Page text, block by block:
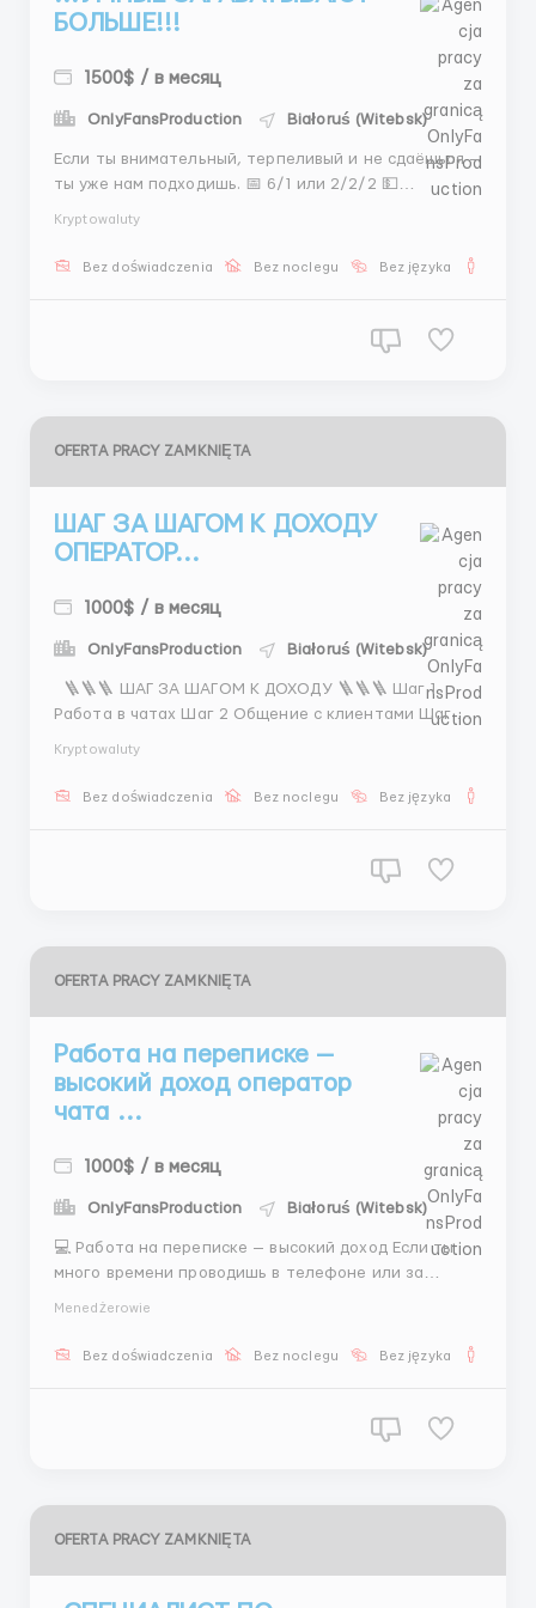
БОЛЬШЕ!!!
1500$ / в месяц
OnlyFansProduction Białoruś (Witebsk)
Если ты внимательный, терпеливый и не сдаёшься —
ты уже нам подходишь. 📅 6/1 или 2/2/2 💵
того стоит 📲 @ViktoriaHR9 ...
Kryptowaluty
Bez doświadczenia Bez noclegu Bez języka
OFERTA PRACY ZAMKNIĘTA
ШАГ ЗА ШАГОМ К ДОХОДУ
ОПЕРАТОР...
1000$ / в месяц
OnlyFansProduction Białoruś (Witebsk)
Работа в чатах Шаг 2 Общение с клиентами Шаг 3
Kryptowaluty
Bez doświadczenia Bez noclegu Bez języka
OFERTA PRACY ZAMKNIĘTA
Работа на переписке —
высокий доход оператор
чата ...
1000$ / в месяц
OnlyFansProduction Białoruś (Witebsk)
💻 Работа на переписке — высокий доход Если ты
много времени проводишь в телефоне или за
клиентами • Помогать с выбором модели •
Menedżerowie
Bez doświadczenia Bez noclegu Bez języka
OFERTA PRACY ZAMKNIĘTA